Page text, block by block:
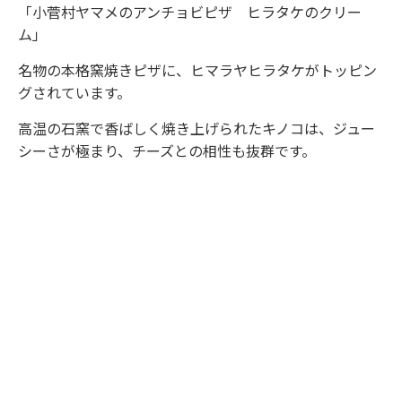
「小菅村ヤマメのアンチョビピザ ヒラタケのクリー
ム」
名物の本格窯焼きピザに、ヒマラヤヒラタケがトッピン
グされています。
高温の石窯で香ばしく焼き上げられたキノコは、ジュー
シーさが極まり、チーズとの相性も抜群です。